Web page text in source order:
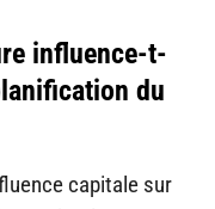
influence-t-
du
capitale sur